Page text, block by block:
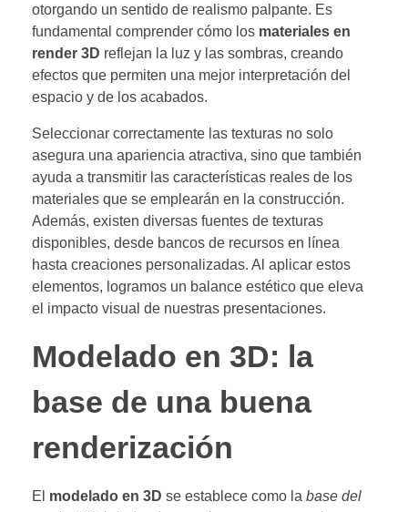
otorgando un sentido de realismo palpante. Es
fundamental comprender cómo los materiales en
render 3D reflejan la luz y las sombras, creando
efectos que permiten una mejor interpretación del
espacio y de los acabados.
Seleccionar correctamente las texturas no solo
asegura una apariencia atractiva, sino que también
ayuda a transmitir las características reales de los
materiales que se emplearán en la construcción.
Además, existen diversas fuentes de texturas
disponibles, desde bancos de recursos en línea
hasta creaciones personalizadas. Al aplicar estos
elementos, logramos un balance estético que eleva
el impacto visual de nuestras presentaciones.
Modelado en 3D: la
base de una buena
renderización
El modelado en 3D se establece como la base del